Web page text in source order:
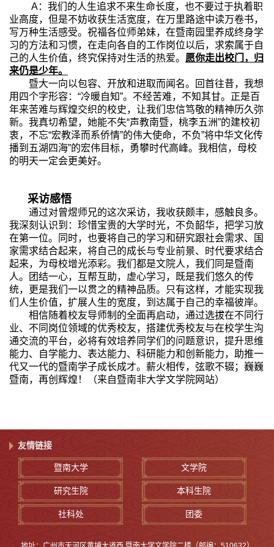
A：我们的人生追求不来生命长度，也不要过于执着职
业高度，但是不妨收获生活宽度，在万里路途中读万卷书，
写万种生活感受。祝福各位师弟妹，在暨南园里养成终身学
习的方法和习惯，在走向各自的工作岗位以后，求索属于自
己的人生价值，终究保持对生活的热爱。 愿你走出校门，归
来仍是少年。
暨大一向以包容、开放和进取而闻名。回首往昔，我想
用四个字形容：“冷暖自知”。不经苦难，不知其甘。正是百
年来苦难与辉煌交织的校史，让我们忠信笃敬的精神历久弥
新。我真切希望，她能不失“声教南暨，桃李五洲”的建校初
衷，不忘“宏教泽而系侨情”的伟大使命，不负”将中华文化传
播到五湖四海”的宏伟目标，勇攀时代高峰。我相信，母校
的明天一定会更美好。
采访感悟
通过对曾煜师兄的这次采访，我收获颇丰，感触良多。
我深刻认识到：珍惜宝贵的大学时光，不负韶华，把学习放
在第一位。同时，也要将自己的学习和研究跟社会需求、国
家需求结合起来，将自己的成长与专业前景、时代要求结合
起来，为母校增光添彩。我们都是文院人，我们同是暨南
人。团结一心，互帮互助，虚心学习，既是我们悠久的传
统，更是我们一以贯之的精神品质。只有这样，才能实现我
们人生价值，扩展人生的宽度，到达属于自己的幸福彼岸。
相信随着校友导师制的全面再启动，通过选拔在不同行
业、不同岗位领域的优秀校友，搭建优秀校友与在校学生沟
通交流的平台，必将有效培养同学们的问题意识，提升思维
能力、自学能力、表达能力、科研能力和创新能力，助推一
代又一代的暨南学子成长成才。薪火相传，弦歌不辍；巍巍
暨南，再创辉煌！（来自暨南非大学文学院网站）
友情链接
暨南大学 文学院
研究生院 本科生院
社科处 团委